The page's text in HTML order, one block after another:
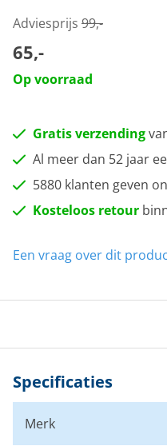
Adviesprijs 99,-
65,-
Op voorraad
Gratis verzending
Al meer dan 52 jaar
5880 klanten geven
Kosteloos retour
Een vraag over dit
Specificaties
Merk